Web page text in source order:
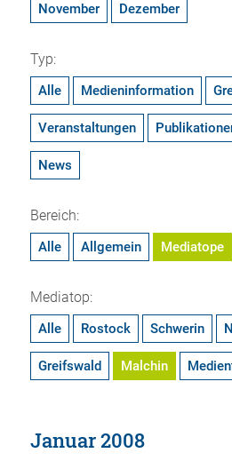
November Dezember
Typ:
Alle Medieninformation
Veranstaltungen
News
Bereich:
Alle Allgemein Mediatope
Mediatop:
Alle Rostock Schwerin
Greifswald Malchin
Januar 2008